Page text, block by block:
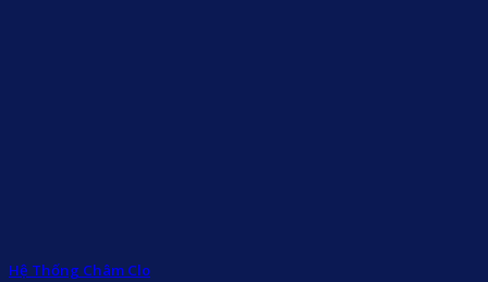
Hệ Thống Châm Clo